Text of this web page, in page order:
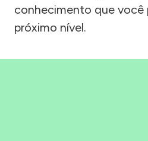
conhecimento que você
próximo nível.